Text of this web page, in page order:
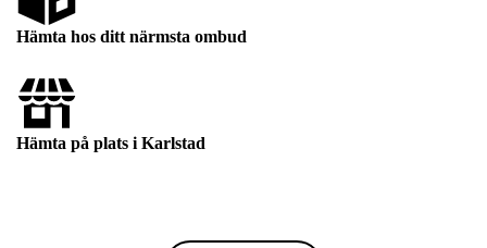
Hämta hos ditt närmsta ombud
Hämta på plats i Karlstad